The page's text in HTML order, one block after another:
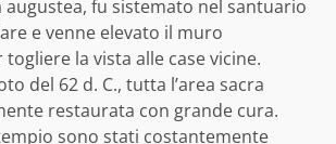
augustea, fu sistemato nel santuario
e venne elevato il muro
la vista alle case vicine.
del 62 d. C., tutta l’area sacra
restaurata con grande cura.
sono stati costantemente